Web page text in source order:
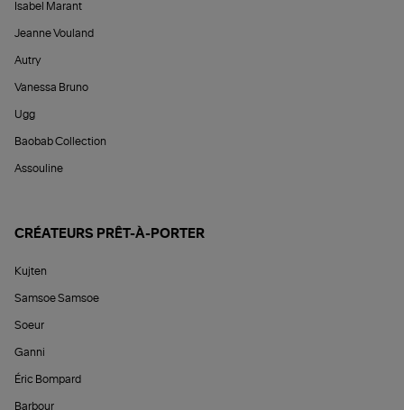
Isabel Marant
Jeanne Vouland
Autry
Vanessa Bruno
Ugg
Baobab Collection
Assouline
CRÉATEURS PRÊT-À-PORTER
Kujten
Samsoe Samsoe
Soeur
Ganni
Éric Bompard
Barbour